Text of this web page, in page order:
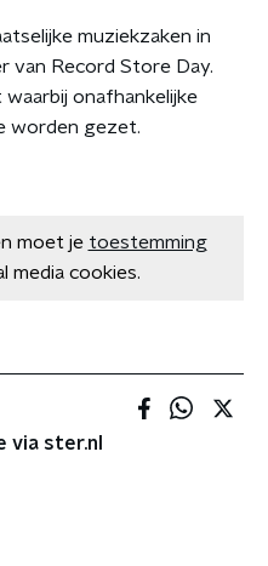
muziekzaken in
van Record Store Day.
waarbij onafhankelijke
worden gezet.
moet je toestemming
media cookies.
ster.nl